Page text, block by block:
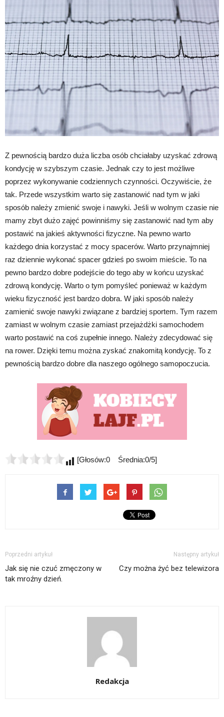
Z pewnością bardzo duża liczba osób chciałaby uzyskać zdrową
kondycję w szybszym czasie. Jednak czy to jest możliwe
poprzez wykonywanie codziennych czynności. Oczywiście, że
tak. Przede wszystkim warto się zastanowić nad tym w jaki
sposób należy zmienić swoje i nawyki. Jeśli w wolnym czasie nie
mamy zbyt dużo zajęć powinniśmy się zastanowić nad tym aby
postawić na jakieś aktywności fizyczne. Na pewno warto
każdego dnia korzystać z mocy spacerów. Warto przynajmniej
raz dziennie wykonać spacer gdzieś po swoim mieście. To na
pewno bardzo dobre podejście do tego aby w końcu uzyskać
zdrową kondycję. Warto o tym pomyśleć ponieważ w każdym
wieku fizyczność jest bardzo dobra. W jaki sposób należy
zamienić swoje nawyki związane z bardziej sportem. Tym razem
zamiast w wolnym czasie zamiast przejażdżki samochodem
warto postawić na coś zupełnie innego. Należy zdecydować się
na rower. Dzięki temu można zyskać znakomitą kondycję. To z
pewnością bardzo dobre dla naszego ogólnego samopoczucia.
[Głosów:0 Średnia:0/5]
Poprzedni artykuł
Jak się nie czuć zmęczony w
tak mroźny dzień.
Następny artykuł
Czy można żyć bez telewizora
Redakcja